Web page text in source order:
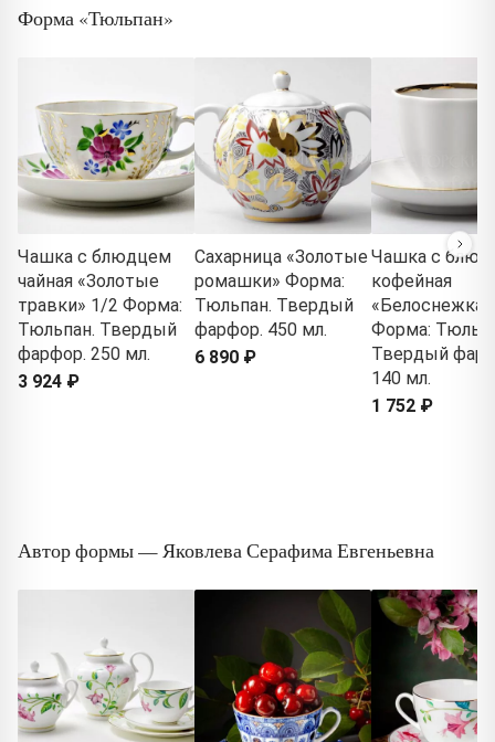
Форма «Тюльпан»
Чашка с блюдцем
чайная «Золотые
травки» 1/2 Форма:
Тюльпан. Твердый
фарфор. 250 мл.
3 924 ₽
Сахарница «Золотые
ромашки» Форма:
Тюльпан. Твердый
фарфор. 450 мл.
6 890 ₽
Чашка с
кофейная
Форма:
Твердый
140 мл.
1 752 ₽
Автор формы — Яковлева Серафима Евгеньевна